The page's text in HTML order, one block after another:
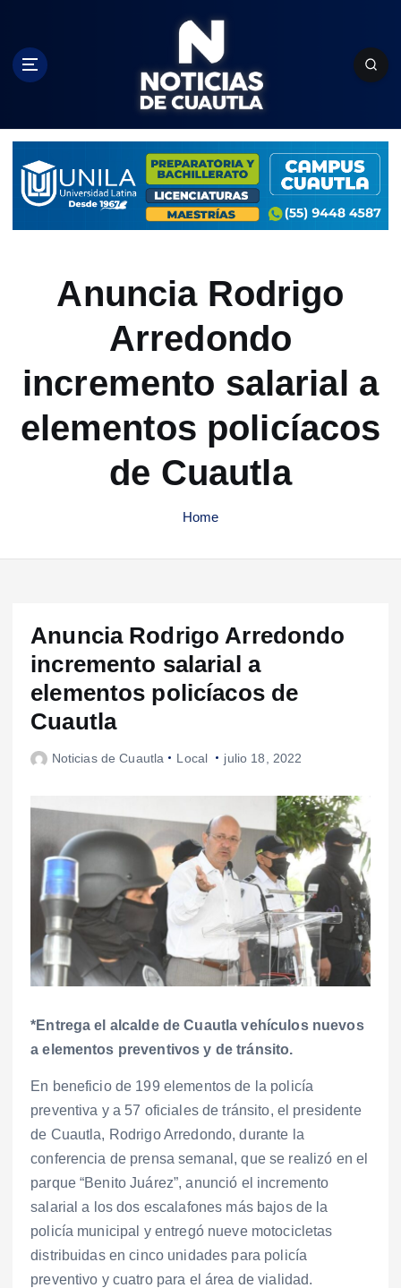
c
Anuncia Rodrigo
Arredondo
incremento salarial a
elementos policíacos
de Cuautla
Home
Anuncia Rodrigo Arredondo
incremento salarial a
elementos policíacos de
Cuautla
Noticias de Cuautla Local julio 18, 2022
*Entrega el alcalde de Cuautla vehículos nuevos
a elementos preventivos y de tránsito.
En beneficio de 199 elementos de la policía
preventiva y a 57 oficiales de tránsito, el presidente
de Cuautla, Rodrigo Arredondo, durante la
conferencia de prensa semanal, que se realizó en el
parque “Benito Juárez”, anunció el incremento
salarial a los dos escalafones más bajos de la
policía municipal y entregó nueve motocicletas
distribuidas en cinco unidades para policía
preventivo y cuatro para el área de vialidad.